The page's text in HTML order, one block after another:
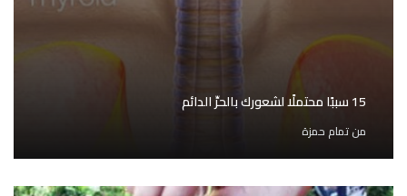
15 سببًا محتملًا لشعورك بالحرِّ الدائم
منتمام حمزة